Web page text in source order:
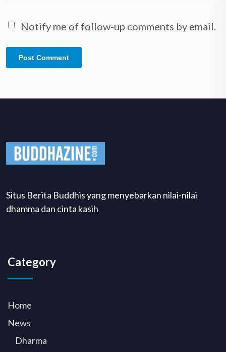
Notify me of follow-up comments by email.
Situs Berita Buddhis yang menyebarkan nilai-nilai
dhamma dan cinta kasih
Category
Home
News
Dharma